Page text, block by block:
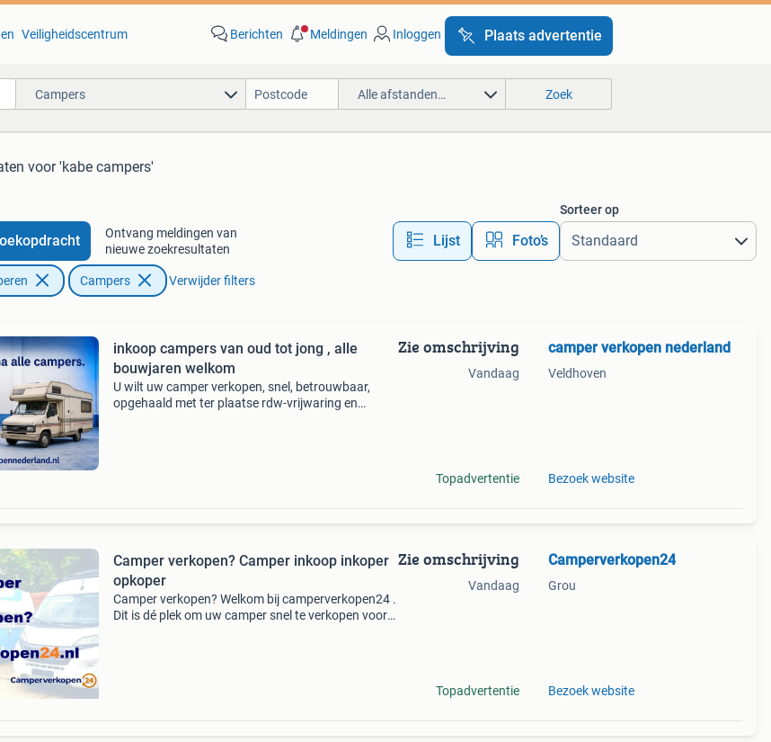
Veiligheidscentrum Berichten Meldingen Inloggen Plaats advertentie
Campers Alle afstanden… Zoek
voor 'kabe campers'
Ontvang meldingen van
nieuwe zoekresultaten
Lijst Foto’s
Sorteer op
Campers Verwijder filters
inkoop campers van oud tot jong , alle
bouwjaren welkom
U wilt uw camper verkopen, snel, betrouwbaar,
opgehaald met ter plaatse rdw-vrijwaring en
Zie omschrijving
Vandaag
Topadvertentie
camper verkopen nederland
Veldhoven
Bezoek website
Camper verkopen? Camper inkoop inkoper
opkoper
Camper verkopen? Welkom bij camperverkopen24 .
Dit is dé plek om uw camper snel te verkopen voor
Zie omschrijving
Vandaag
Topadvertentie
Camperverkopen24
Grou
Bezoek website